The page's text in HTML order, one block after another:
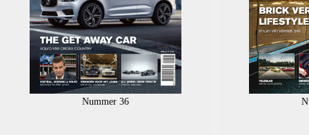
Nummer 36